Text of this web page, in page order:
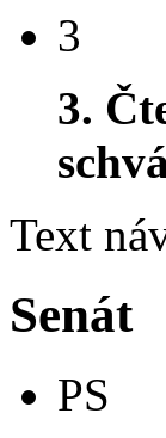
3
3.
Text
Senát
PS